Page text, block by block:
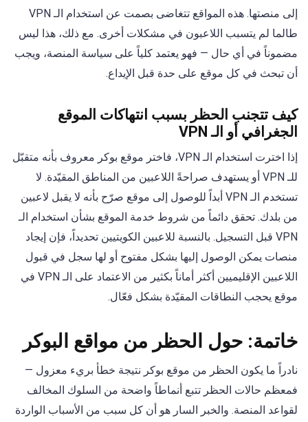
إلى منصتها. هذه المواقع تتغاضى بصمت عن استخدام الـ VPN
طالما لم يتسبب اللاعبون في مشكلات أخرى. مع ذلك، هذا ليس
مضموناً في أي حال — فهو يعتمد كلياً على سياسة المنصة، ويجب
أن تبحث في كل موقع على حدة قبل الإيداع.
كيف تتجنب الحظر بسبب انتهاكات الموقع
الجغرافي أو الـ VPN
إذا اخترت استخدام الـ VPN، فاختر موقع بوكر معروف بأنه متقبّل
للـ VPN أو يستهدف صراحةً اللاعبين من المناطق المقيّدة. لا
تستخدم الـ VPN أبداً للوصول إلى موقع صرّح بأنه لا يقبل لاعبين
من بلدك. تحقق دائماً من شروط خدمة الموقع بشأن استخدام الـ
VPN قبل التسجيل. بالنسبة للاعبين الكويتيين تحديداً، فإن إيجاد
منصات يمكن الوصول إليها بشكل مفتوح أو لها سجل في قبول
اللاعبين الإقليميين أكثر أماناً بكثير من الاعتماد على الـ VPN في
موقع يحجب النطاقات المقيّدة بشكل فعّال.
خاتمة: حول الحظر من مواقع البوكر
نادراً ما يكون الحظر من موقع بوكر نتيجة خطأ بريء معزول —
فمعظم حالات الحظر تتبع أنماطاً واضحة من السلوك المخالف
لقواعد المنصة. والخبر السار هو أن كل سبب من الأسباب الواردة